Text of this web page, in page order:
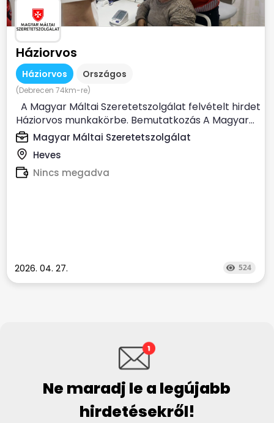
Háziorvos
Háziorvos Országos
(Debrecen 74km-re)
A Magyar Máltai Szeretetszolgálat felvételt hirdet
Háziorvos munkakörbe. Bemutatkozás A Magyar...
Magyar Máltai Szeretetszolgálat
Heves
Nincs megadva
2026. 04. 27. 524
Ne maradj le a legújabb
hirdetésekről!